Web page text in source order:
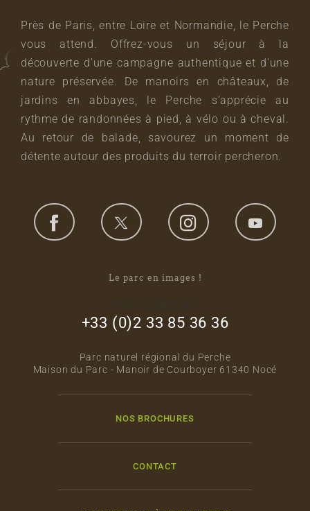
Près de Paris, entre Loire et Normandie, le Perche
vous attend. Offrez-vous un séjour à la
découverte d’une campagne authentique et d’une
nature préservée. De manoirs en châteaux, de
jardins en abbayes, le Perche s’apprécie au
rythme de randonnées à pied, à vélo ou à cheval.
Au retour de balade, savourez un moment de
détente autour des produits du terroir percheron.
Le parc en images !
+33 (0)2 33 85 36 36
Parc naturel régional du Perche
Maison du Parc - Manoir de Courboyer 61340 Nocé
NOS BROCHURES
CONTACT